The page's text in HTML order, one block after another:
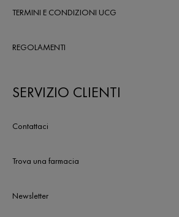
TERMINI E CONDIZIONI UCG
REGOLAMENTI
SERVIZIO CLIENTI
Contattaci
Trova una farmacia
Newsletter